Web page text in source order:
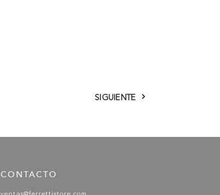
SIGUIENTE
CONTACTO